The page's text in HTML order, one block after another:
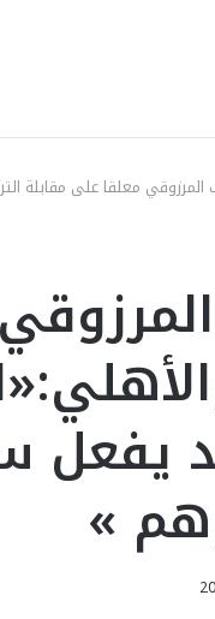
معلقا على مقابلة
يفعل
»